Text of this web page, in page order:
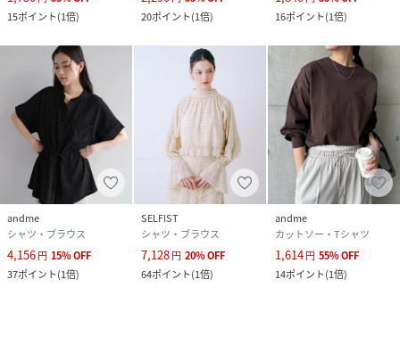
15ポイント(1倍)
20ポイント(1倍)
16ポイント(1倍)
andme
シャツ・ブラウス
4,156円 15%OFF
37ポイント(1倍)
SELFIST
シャツ・ブラウス
7,128円 20%OFF
64ポイント(1倍)
andme
カットソー・Tシャツ
1,614円 55%OFF
14ポイント(1倍)